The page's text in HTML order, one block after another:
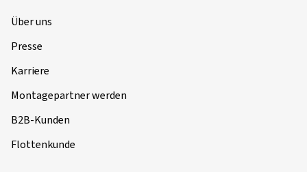
Über uns
Presse
Karriere
Montagepartner werden
B2B-Kunden
Flottenkunde